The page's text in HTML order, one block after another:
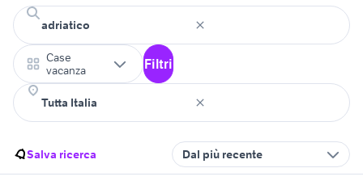
Case
vacanza
Filtri
Salva ricerca Dal più recente